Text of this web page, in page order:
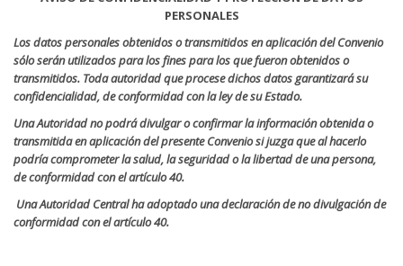
PERSONALES
Los datos personales obtenidos o transmitidos en aplicación del Convenio
sólo serán utilizados para los fines para los que fueron obtenidos o
transmitidos. Toda autoridad que procese dichos datos garantizará su
confidencialidad, de conformidad con la ley de su Estado.
Una Autoridad no podrá divulgar o confirmar la información obtenida o
transmitida en aplicación del presente Convenio si juzga que al hacerlo
podría comprometer la salud, la seguridad o la libertad de una persona,
de conformidad con el artículo 40.
Una Autoridad Central ha adoptado una declaración de no divulgación de
conformidad con el artículo 40.